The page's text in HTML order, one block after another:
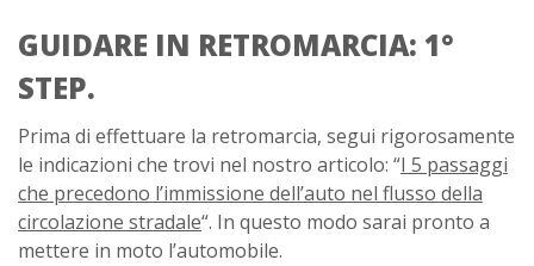
GUIDARE IN RETROMARCIA: 1°
STEP.
Prima di effettuare la retromarcia, segui rigorosamente
le indicazioni che trovi nel nostro articolo: “I 5 passaggi
che precedono l’immissione dell’auto nel flusso della
circolazione stradale“. In questo modo sarai pronto a
mettere in moto l’automobile.